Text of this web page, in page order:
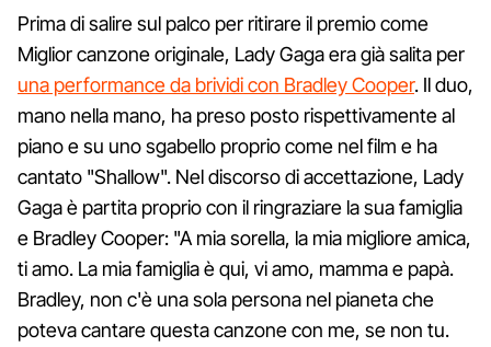
Prima di salire sul palco per ritirare il premio come
Miglior canzone originale, Lady Gaga era già salita per
una performance da brividi con Bradley Cooper. Il duo,
mano nella mano, ha preso posto rispettivamente al
piano e su uno sgabello proprio come nel film e ha
cantato "Shallow". Nel discorso di accettazione, Lady
Gaga è partita proprio con il ringraziare la sua famiglia
e Bradley Cooper: "A mia sorella, la mia migliore amica,
ti amo. La mia famiglia è qui, vi amo, mamma e papà.
Bradley, non c'è una sola persona nel pianeta che
poteva cantare questa canzone con me, se non tu.